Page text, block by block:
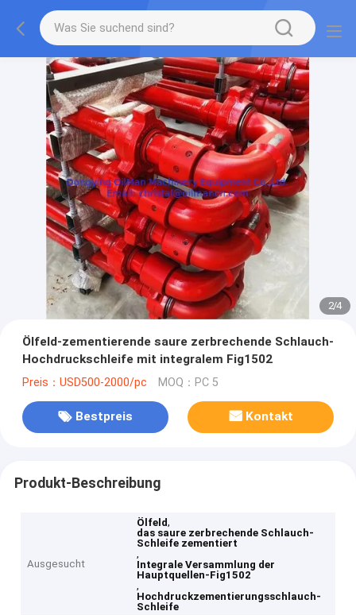
2/4
Ölfeld-zementierende saure zerbrechende Schlauch-
Hochdruckschleife mit integralem Fig1502
Preis：USD500-2000/pc MOQ：PC 5
Bestpreis Kontakt
Produkt-Beschreibung
Ausgesucht
Ölfeld,
das saure zerbrechende Schlauch-
Schleife zementiert
,
Integrale Versammlung der
Hauptquellen-Fig1502
,
Hochdruckzementierungsschlauch-
Schleife